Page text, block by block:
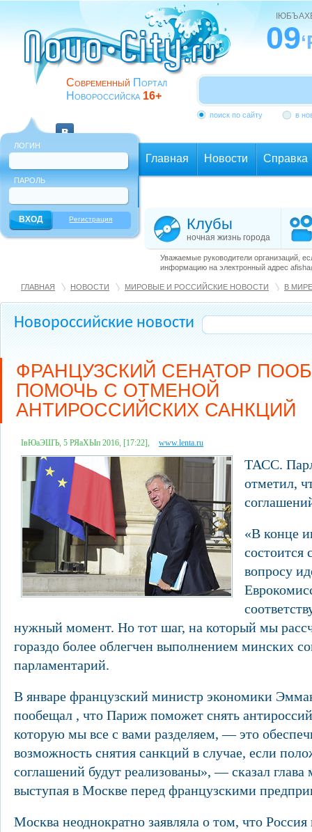
Современный Портал
Новороссийска 16+
09
поиск по сайту в
ЛОГИН
ПАРОЛЬ
Регистрация
Главная Новости Справка
Клубы
ночная жизнь города
Уважаемые руководители организаций,
информацию на электронный адрес
ГЛАВНАЯ НОВОСТИ МИРОВЫЕ И РОССИЙСКИЕ НОВОСТИ В МИРЕ
Новороссийские новости
ФРАНЦУЗСКИЙ СЕНАТОР
ПОМОЧЬ С ОТМЕНОЙ
АНТИРОССИЙСКИХ САНКЦИЙ
ІвЮаЭШЪ, 5 РЯаХЫп 2016, [17:22], www.lenta.ru
ТАСС.
отметил,
«В конце
вопросу
нужный момент. Но тот шаг, на который мы
гораздо более облегчен выполнением минских
парламентарий.
В январе французский министр экономики
пообещал , что Париж поможет снять
которую мы все с вами разделяем, — это
возможность снятия санкций в случае, если
соглашений будут реализованы», — сказал глава
выступая в Москве перед французскими
Москва неоднократно заявляла о том, что Россия